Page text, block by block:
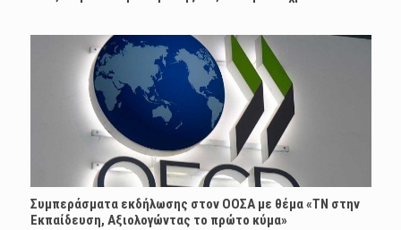
Συμπεράσματα εκδήλωσης στον ΟΟΣΑ με θέμα «ΤΝ στην
Εκπαίδευση, Αξιολογώντας το πρώτο κύμα»